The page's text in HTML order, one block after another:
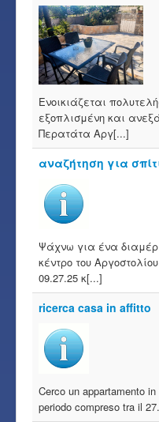
Ενοικιάζεται
εξοπλισμένη και
Περατάτα Αργ[...]
αναζήτηση για
Ψάχνω για ένα
κέντρο του
09.27.25 κ[...]
ricerca casa in affitto
Cerco un appartamento
periodo compreso tra il